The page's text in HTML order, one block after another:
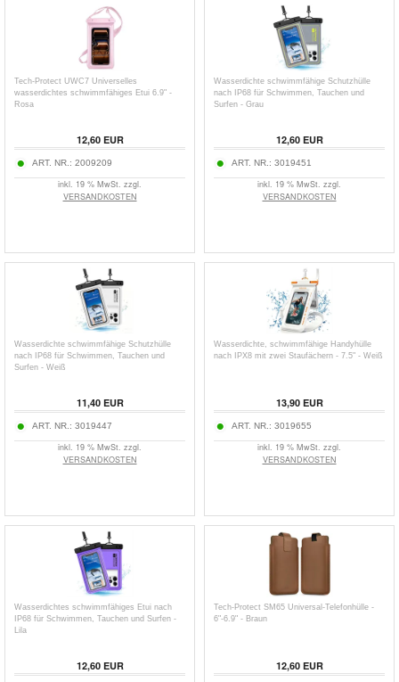
Tech-Protect UWC7 Universelles
wasserdichtes schwimmfähiges Etui 6.9" -
Rosa
12,60EUR
ART. NR.: 2009209
inkl. 19 % MwSt. zzgl.
VERSANDKOSTEN
Wasserdichte schwimmfähige Schutzhülle
nach IP68 für Schwimmen, Tauchen und
Surfen - Grau
12,60EUR
ART. NR.: 3019451
inkl. 19 % MwSt. zzgl.
VERSANDKOSTEN
Wasserdichte schwimmfähige Schutzhülle
nach IP68 für Schwimmen, Tauchen und
Surfen - Weiß
11,40EUR
ART. NR.: 3019447
inkl. 19 % MwSt. zzgl.
VERSANDKOSTEN
Wasserdichte, schwimmfähige Handyhülle
nach IPX8 mit zwei Staufächern - 7.5" - Weiß
13,90EUR
ART. NR.: 3019655
inkl. 19 % MwSt. zzgl.
VERSANDKOSTEN
Wasserdichtes schwimmfähiges Etui nach
IP68 für Schwimmen, Tauchen und Surfen -
Lila
12,60EUR
Tech-Protect SM65 Universal-Telefonhülle -
6"-6.9" - Braun
12,60EUR